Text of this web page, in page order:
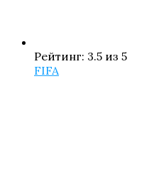
Рейтинг: 3.5 из 5
FIFA